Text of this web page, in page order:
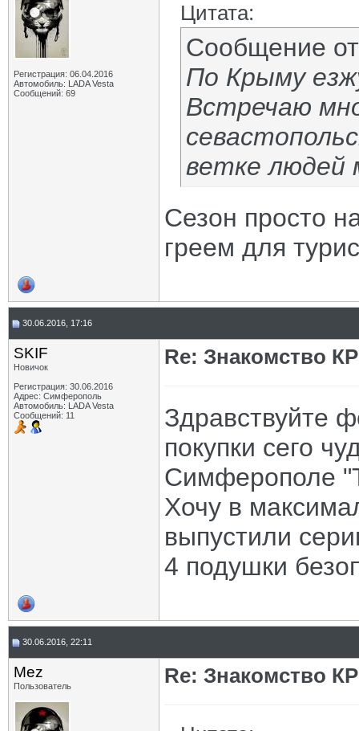
Регистрация: 06.04.2016
Автомобиль: LADA Vesta
Сообщений: 69
Цитата:
Сообщение
По Крыму
Встречаю
ветке людей
Сезон просто
греем для
30.06.2016, 17:16
SKIF
Новичок
Регистрация: 30.06.2016
Адрес: Симферополь
Автомобиль: LADA Vesta
Сообщений: 11
Re: Знакомство
Здравствуйте
покупки сего
Симферополе
Хочу в
выпустили
4 подушки
30.06.2016, 22:11
Mez
Пользователь Re: Знакомство